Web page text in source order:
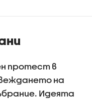
протест в
на
Идеята